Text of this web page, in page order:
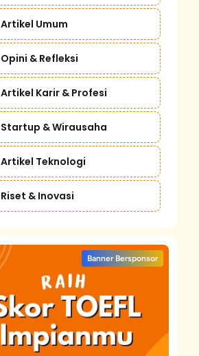
Artikel Umum
Opini & Refleksi
Artikel Karir & Profesi
Startup & Wirausaha
Artikel Teknologi
Riset & Inovasi
Banner Bersponsor